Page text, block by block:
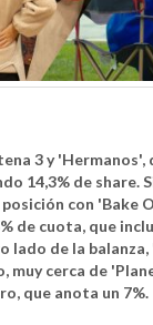
3 y
14,3% de share.
con 'Bake
de cuota, que
lado de la balanza,
muy cerca de
que anota un 7%.